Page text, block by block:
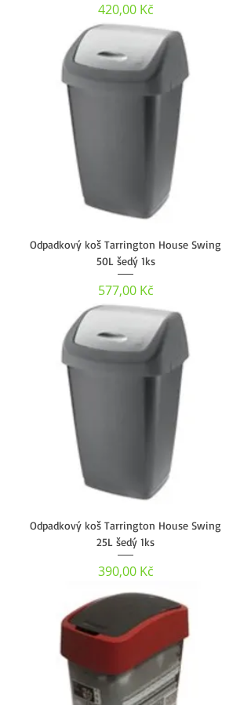
Cena
420,00 Kč
Odpadkový koš Tarrington House Swing
50L šedý 1ks
Cena
577,00 Kč
Odpadkový koš Tarrington House Swing
25L šedý 1ks
Cena
390,00 Kč